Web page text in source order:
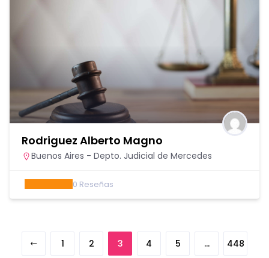
Rodriguez Alberto Magno
Buenos Aires - Depto. Judicial de Mercedes
0 Reseñas
1 2 3 4 5 … 448